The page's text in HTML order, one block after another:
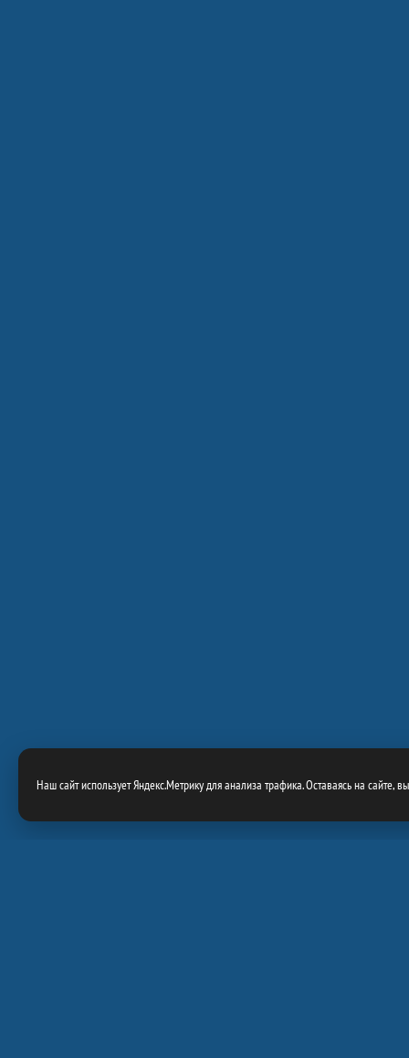
Наш сайт использует Яндекс.Метрику для анализа трафика. Оставаясь на сайте,